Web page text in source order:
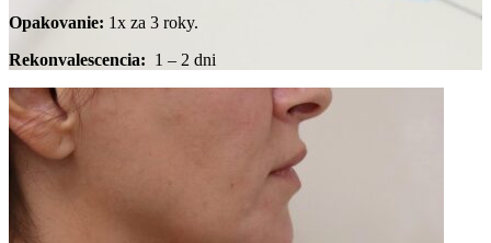
Opakovanie: 1x za 3 roky.
Rekonvalescencia: 1 – 2 dni